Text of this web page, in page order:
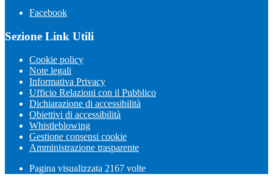
Facebook
Sezione Link Utili
Cookie policy
Note legali
Informativa Privacy
Ufficio Relazioni con il Pubblico
Dichiarazione di accessibilità
Obiettivi di accessibilità
Whistleblowing
Gestione consensi cookie
Amministrazione trasparente
Pagina visualizzata 2167 volte